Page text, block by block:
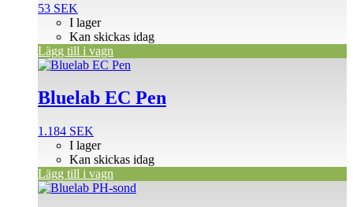
53 SEK
I lager
Kan skickas idag
Lägg till i vagn
Bluelab EC Pen
1.184 SEK
I lager
Kan skickas idag
Lägg till i vagn